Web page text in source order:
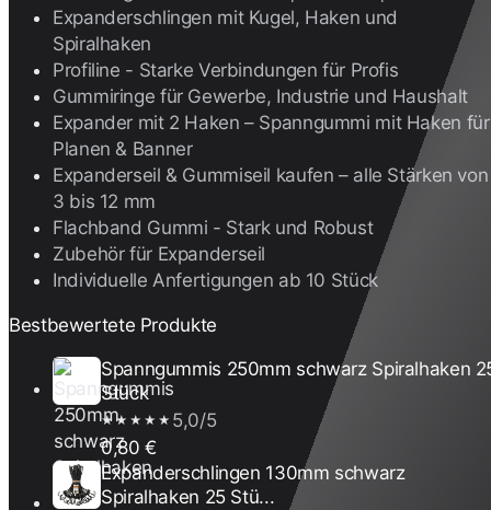
Expanderschlingen mit Kugel, Haken und
Spiralhaken
Profiline - Starke Verbindungen für Profis
Gummiringe für Gewerbe, Industrie und Haushalt
Expander mit 2 Haken – Spanngummi mit Haken für
Planen & Banner
Expanderseil & Gummiseil kaufen – alle Stärken von
3 bis 12 mm
Flachband Gummi - Stark und Robust
Zubehör für Expanderseil
Individuelle Anfertigungen ab 10 Stück
Bestbewertete Produkte
Spanngummis 250mm schwarz Spiralhaken
Stück
★★★★★ 5,0/5
0,80 €
Expanderschlingen 130mm schwarz
Spiralhaken 25 Stü...